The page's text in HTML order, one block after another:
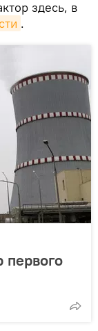
здесь, в
.
первого